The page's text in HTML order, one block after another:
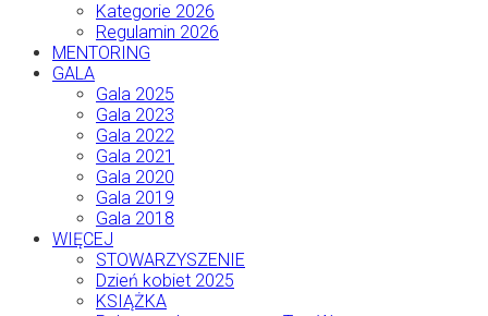
Kategorie 2026
Regulamin 2026
MENTORING
GALA
Gala 2025
Gala 2023
Gala 2022
Gala 2021
Gala 2020
Gala 2019
Gala 2018
WIĘCEJ
STOWARZYSZENIE
Dzień kobiet 2025
KSIĄŻKA